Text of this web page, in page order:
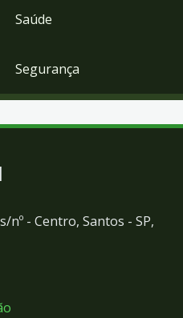
Saúde
Segurança
nº - Centro, Santos - SP,